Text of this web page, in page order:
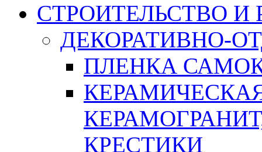
СТРОИТЕЛЬСТВО И
ДЕКОРАТИВНО-
ПЛЕНКА
КРЕСТИКИ